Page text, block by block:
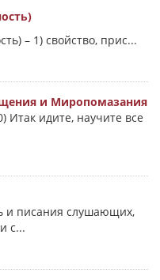
– 1) свойство, прис...
и Миропомазания
Итак идите, научите все
и писания слушающих,
с...